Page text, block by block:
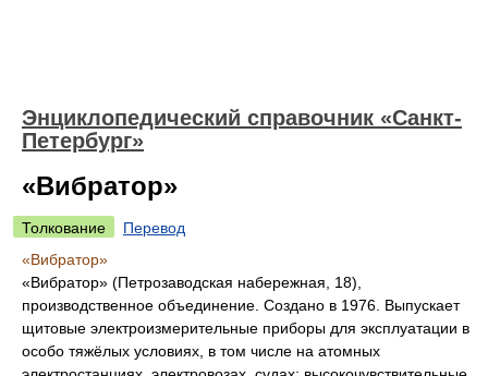
Энциклопедический справочник «Санкт-
Петербург»
«Вибратор»
Толкование
Перевод
«Вибратор»
«Вибратор» (Петрозаводская набережная, 18),
производственное объединение. Создано в 1976. Выпускает
щитовые электроизмерительные приборы для эксплуатации в
особо тяжёлых условиях, в том числе на атомных